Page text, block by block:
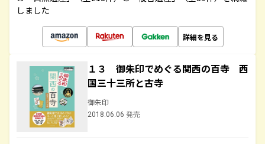
しました
詳細を見る
１３ 御朱印でめぐる関西の百寺 西
国三十三所と古寺
御朱印
2018.06.06 発売